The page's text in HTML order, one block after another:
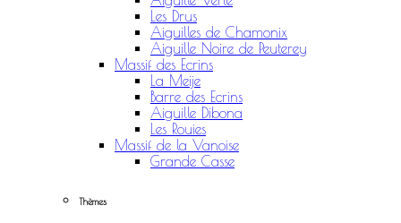
Les Drus
Aiguilles de Chamonix
Aiguille Noire de Peuterey
Massif des Ecrins
La Meije
Barre des Ecrins
Aiguille Dibona
Les Rouies
Massif de la Vanoise
Grande Casse
Thèmes